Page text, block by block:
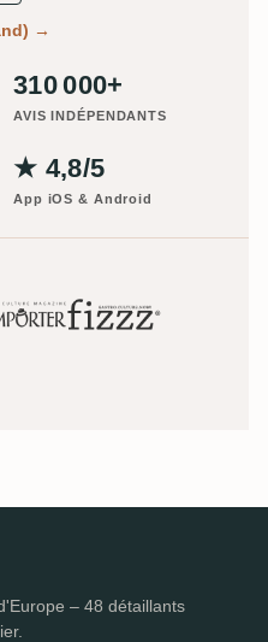
→
310 000+
AVIS INDÉPENDANTS
★ 4,8/5
App iOS & Android
– 48 détaillants